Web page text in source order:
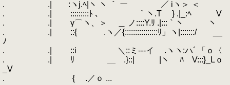
. .| :ヽj.ﾍ|ヽ ヽ ｀ ー ／ iヽ＞ ＜
. .| :::::::::ﾄ 、 ｀ヽ.T } .|_:ﾍ V
. .| γ⌒ヽ、＞ ＿ ノ::::Y.ﾘ .|:::｀ヽ ヽ
. .| ::{ .ヽ／{::::::::::::::::ﾘ」ヽ|:::::::/ __
ﾉ
. .| ::i ＼::ミ---イ .ヽヽ:ハ´ 「ｏ〈
. .| ﾘ ＿ .}::| |ヽ ﾊ V:::}_Lｏ
_V
. { .／ｏ ...